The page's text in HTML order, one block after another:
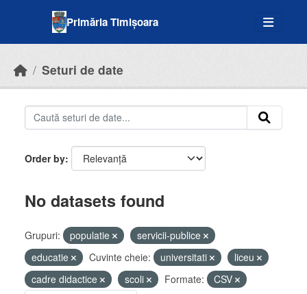
Primăria Timișoara
Seturi de date
Order by
No datasets found
Grupuri: populatie
servicii-publice
educatie
Cuvinte cheie: universitati
liceu
cadre didactice
scoli Formate:
CSV